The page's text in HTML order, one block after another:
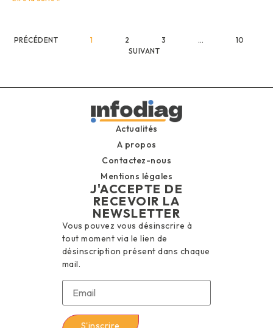
PRÉCÉDENT 1 2 3 …
10
SUIVANT
Actualités
A propos
Contactez-nous
Mentions légales
J'ACCEPTE DE
RECEVOIR LA
NEWSLETTER
Vous pouvez vous désinscrire à
tout moment via le lien de
désinscription présent dans chaque
mail.